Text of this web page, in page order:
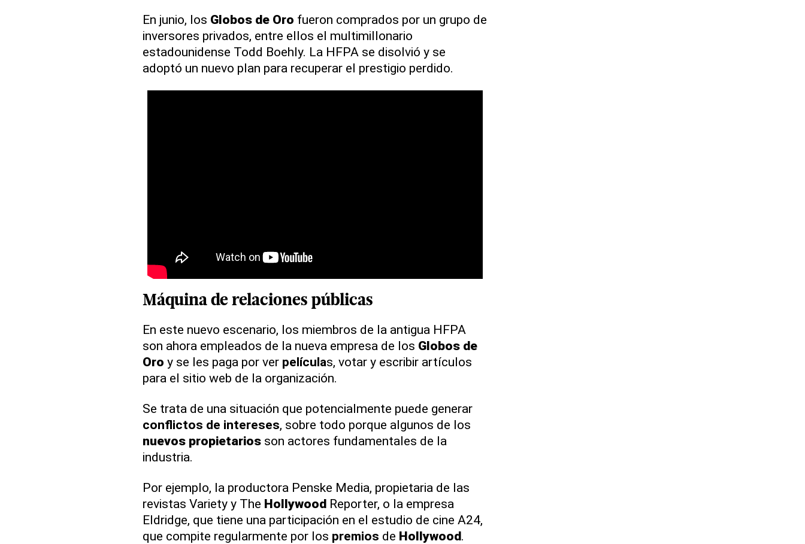
En junio, los Globos de Oro fueron comprados por un grupo de
inversores privados, entre ellos el multimillonario
estadounidense Todd Boehly. La HFPA se disolvió y se
adoptó un nuevo plan para recuperar el prestigio perdido.
Máquina de relaciones públicas
En este nuevo escenario, los miembros de la antigua HFPA
son ahora empleados de la nueva empresa de los Globos de
Oro y se les paga por ver películas, votar y escribir artículos
para el sitio web de la organización.
Se trata de una situación que potencialmente puede generar
conflictos de intereses, sobre todo porque algunos de los
nuevos propietariosson actores fundamentales de la
industria.
Por ejemplo, la productora Penske Media, propietaria de las
revistas Variety y The HollywoodReporter, o la empresa
Eldridge, que tiene una participación en el estudio de cine A24,
que compite regularmente por los premios de Hollywood.